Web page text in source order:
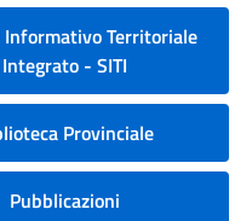
Territoriale
Integrato - SITI
Provinciale
Pubblicazioni